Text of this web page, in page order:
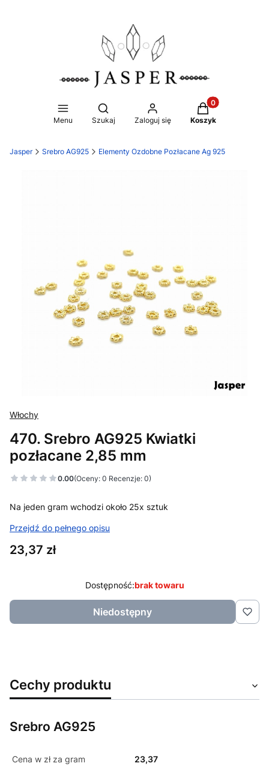
Menu
Otwórz wyszukiwarkę
Szukaj Zaloguj się
Produkty w
Koszyk
Jasper Srebro AG925 Elementy Ozdobne Pozłacane Ag 925
Włochy
470. Srebro AG925 Kwiatki
pozłacane 2,85 mm
0.00(Oceny: 0 Recenzje: 0)
Na jeden gram wchodzi około 25x sztuk
Przejdź do pełnego opisu
Cena
23,37 zł
Dostępność:brak towaru
Niedostępny
Cechy produktu
Srebro AG925
Cena w zł za gram 23,37